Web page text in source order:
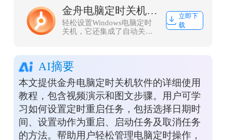
金舟电脑定时关机软件
轻松设置Windows电脑定时
关机，它还集成了自动关
手。
立即下
载
AI摘要
本文提供金舟电脑定时关机软件的详细使用
教程，包含视频演示和图文步骤。用户可学
习如何设置定时重启任务，包括选择日期时
间、设置动作为重启、启动任务及取消任务
的方法。帮助用户轻松管理电脑定时操作，